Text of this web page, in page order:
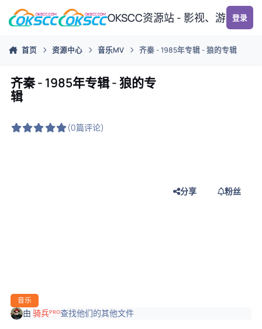
跳转到帖子
OKSCC资源站 - 影视、游戏、
登录
首页 资源中心 音乐MV 齐秦 - 1985年专辑 - 狼的专辑
齐秦 - 1985年专辑 - 狼的专
辑
(0篇评论)
音乐
分享 粉丝
由骑兵ᴾᴿᴼ查找他们的其他文件